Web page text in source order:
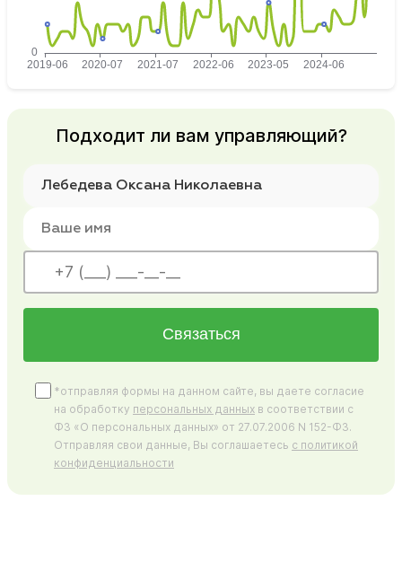
Подходит ли вам управляющий?
Связаться
*отправляя формы на данном сайте, вы даете согласие
на обработку персональных данных в соответствии с
ФЗ «О персональных данных» от 27.07.2006 N 152-ФЗ.
Отправляя свои данные, Вы соглашаетесь с политикой
конфиденциальности